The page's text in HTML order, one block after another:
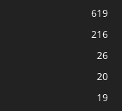
619
216
26
20
19